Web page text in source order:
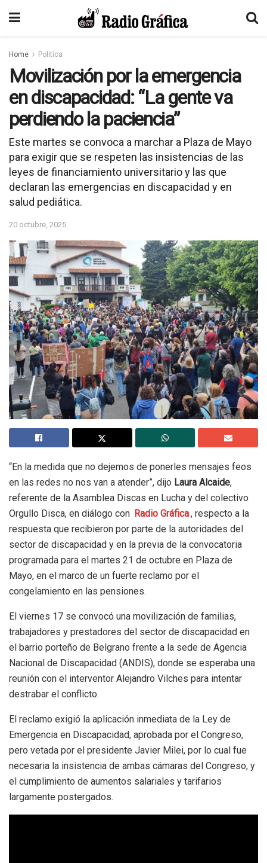
Home Política
Movilización por la emergencia
en discapacidad: “La gente va
perdiendo la paciencia”
Este martes se convoca a marchar a Plaza de Mayo
para exigir que se respeten las insistencias de las
leyes de financiamiento universitario y las que
declaran las emergencias en discapacidad y en
salud pediática.
20 octubre, 2025
“En la medida que no dejemos de ponerles mensajes feos
en las redes no nos van a atender”, dijo Laura Alcaide,
referente de la Asamblea Discas en Lucha y del colectivo
Orgullo Disca, en diálogo con Radio Gráfica, respecto a la
respuesta que recibieron por parte de la autoridades del
sector de discapacidad y en la previa de la convocatoria
programada para el martes 21 de octubre en Plaza de
Mayo, en el marco de un fuerte reclamo por el
congelamiento en las pensiones.
El viernes 17 se convocó una movilización de familias,
trabajadores y prestadores del sector de discapacidad en
el barrio porteño de Belgrano frente a la sede de Agencia
Nacional de Discapacidad (ANDIS), donde se esperaba una
reunión con el interventor Alejandro Vilches para intentar
destrabar el conflicto.
El reclamo exigió la aplicación inmediata de la Ley de
Emergencia en Discapacidad, aprobada por el Congreso,
pero vetada por el presidente Javier Milei, por lo cual fue
necesaria la insistencia de ambas cámaras del Congreso, y
el cumplimiento de aumentos salariales y tarifarios
largamente postergados.